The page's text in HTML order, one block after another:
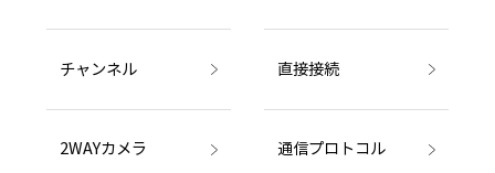
チャンネル 直接接続
2WAYカメラ 通信プロトコル